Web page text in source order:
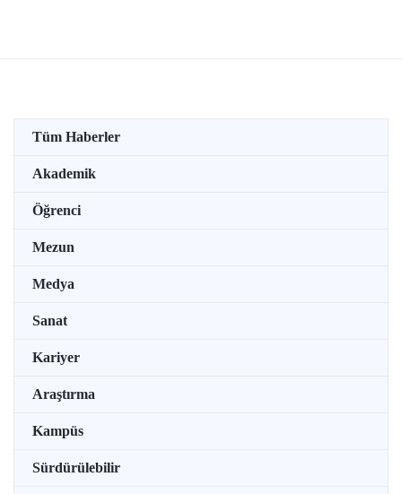
Tüm Haberler
Akademik
Öğrenci
Mezun
Medya
Sanat
Kariyer
Araştırma
Kampüs
Sürdürülebilir